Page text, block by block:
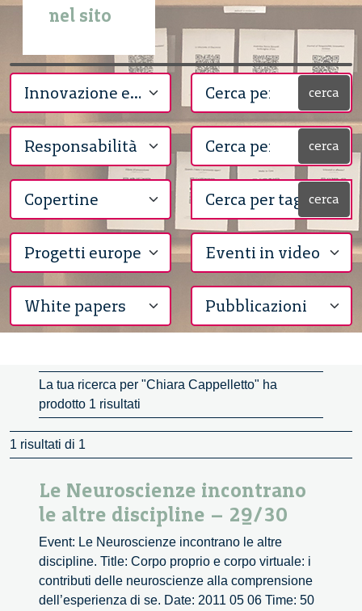
nel sito
cerca
cerca
cerca
La tua ricerca per "Chiara Cappelletto" ha
prodotto 1 risultati
1 risultati di 1
Le Neuroscienze incontrano
le altre discipline – 29/30
Event: Le Neuroscienze incontrano le altre
discipline. Title: Corpo proprio e corpo virtuale: i
contributi delle neuroscienze alla comprensione
dell’esperienza di se. Date: 2011 05 06 Time: 50